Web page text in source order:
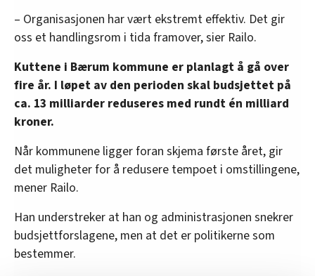
– Organisasjonen har vært ekstremt effektiv. Det gir
oss et handlingsrom i tida framover, sier Railo.
Kuttene i Bærum kommune er planlagt å gå over
fire år. I løpet av den perioden skal budsjettet på
ca. 13 milliarder reduseres med rundt én milliard
kroner.
Når kommunene ligger foran skjema første året, gir
det muligheter for å redusere tempoet i omstillingene,
mener Railo.
Han understreker at han og administrasjonen snekrer
budsjettforslagene, men at det er politikerne som
bestemmer.